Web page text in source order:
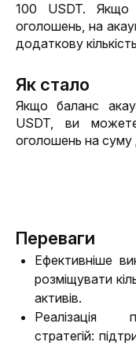
100 USDT. Якщо
оголошень, на
додаткову
Як стало
Якщо баланс
USDT, ви
оголошень на
Переваги
Ефективніше
розміщувати
активів.
Реалізація
стратегій: